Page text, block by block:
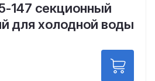
147 секционный
для холодной воды